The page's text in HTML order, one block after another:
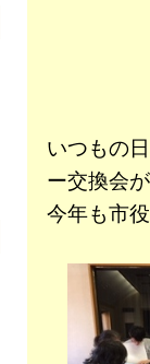
いつもの
ー交換会
今年も市